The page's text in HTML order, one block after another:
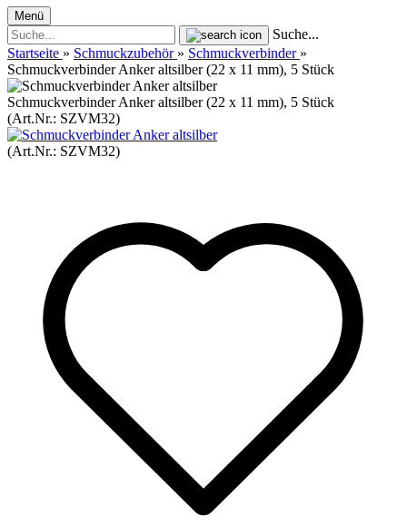
Menü
Suche...
Startseite » Schmuckzubehör » Schmuckverbinder »
Schmuckverbinder Anker altsilber (22 x 11 mm), 5 Stück
Schmuckverbinder Anker altsilber (22 x 11 mm), 5 Stück
(Art.Nr.: SZVM32)
(Art.Nr.: SZVM32)